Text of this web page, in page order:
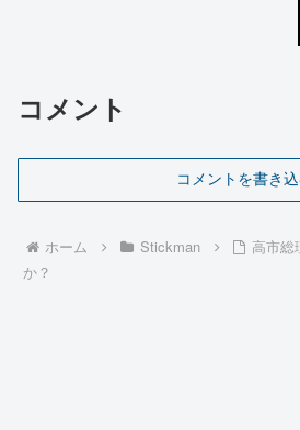
コメント
コメントを書き
ホーム Stickman
高市総
か？